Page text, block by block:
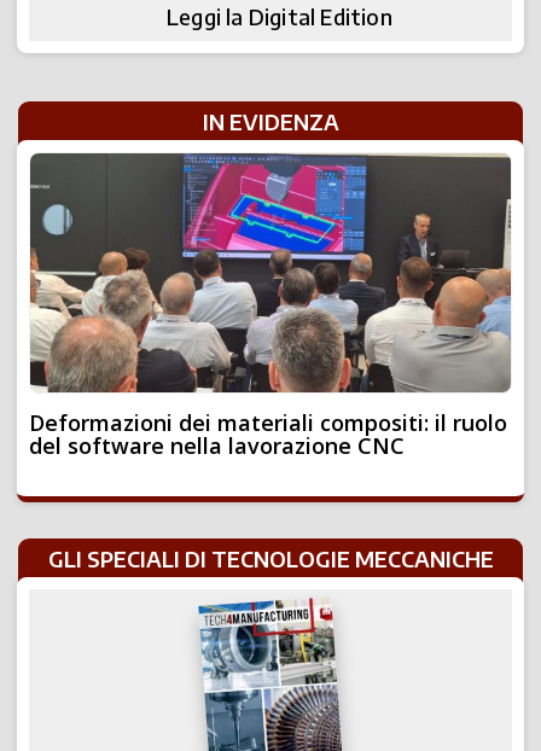
Leggi la Digital Edition
IN EVIDENZA
Deformazioni dei materiali compositi: il ruolo
del software nella lavorazione CNC
GLI SPECIALI DI TECNOLOGIE MECCANICHE